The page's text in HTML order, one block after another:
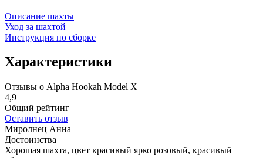
Описание шахты
Уход за шахтой
Инструкция по сборке
Характеристики
Отзывы о Alpha Hookah Model X
4,9
Общий рейтинг
Оставить отзыв
Миролнец Анна
Достоинства
Хорошая шахта, цвет красивый ярко розовый, красивый